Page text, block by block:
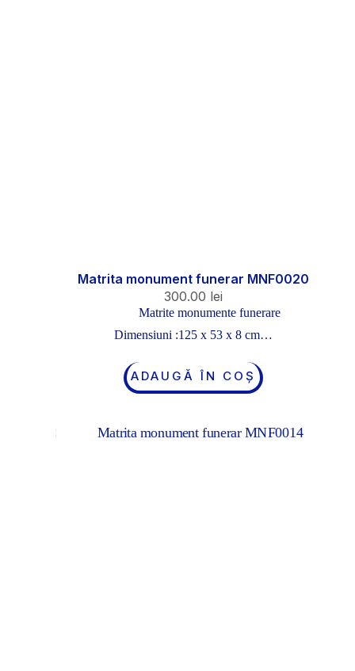
Matrita monument funerar MNF0020
300.00 lei
Matrite monumente funerare
Dimensiuni :125 x 53 x 8 cm…
ADAUGĂ ÎN COȘ